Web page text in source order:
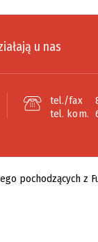
u nas
tel./fax
tel. kom.